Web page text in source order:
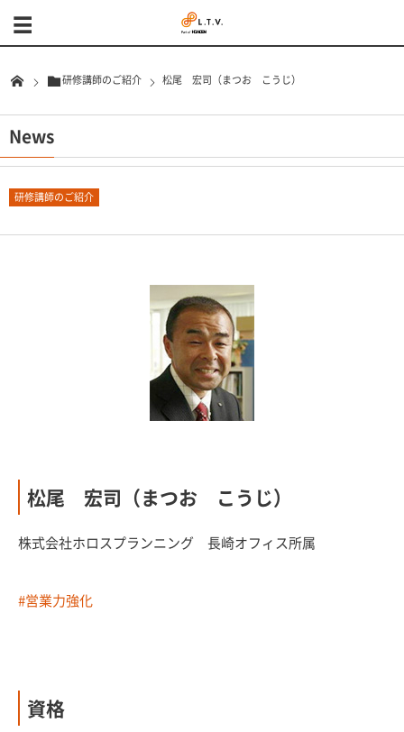
研修講師のご紹介 松尾 宏司（まつお こうじ）
News
研修講師のご紹介
松尾 宏司（まつお こうじ）
株式会社ホロスプランニング 長崎オフィス所属
#営業力強化
資格